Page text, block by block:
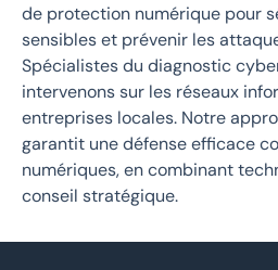
de protection numérique pour
sensibles et prévenir les
Spécialistes du diagnostic
intervenons sur les réseaux
entreprises locales. Notre
garantit une défense efficace
numériques, en combinant
conseil stratégique.